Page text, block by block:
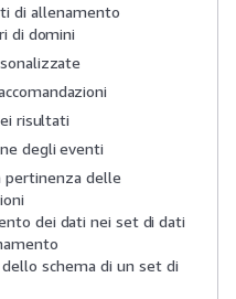
di allenamento
di domini
risultati
degli eventi
pertinenza delle
dei dati nei set di dati
schema di un set di